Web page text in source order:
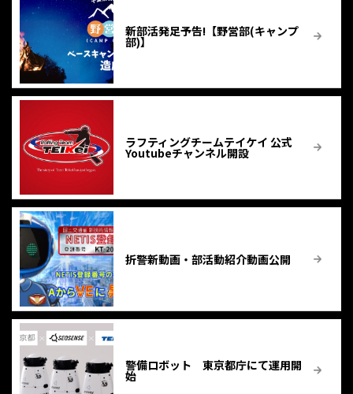
新部活発足予告!【野営部(キャンプ
部)】
ラフティングチームテイケイ 公式
Youtubeチャンネル開設
折警新動画・部活動紹介動画公開
警備ロボット 東京都庁にて運用開
始